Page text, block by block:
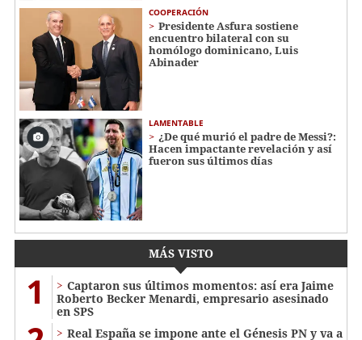
COOPERACIÓN
Presidente Asfura sostiene
encuentro bilateral con su
homólogo dominicano, Luis
Abinader
LAMENTABLE
¿De qué murió el padre de Messi?:
Hacen impactante revelación y así
fueron sus últimos días
MÁS VISTO
1
Captaron sus últimos momentos: así era Jaime
Roberto Becker Menardi​​​, empresario asesinado
en SPS
Real España se impone ante el Génesis PN y va a